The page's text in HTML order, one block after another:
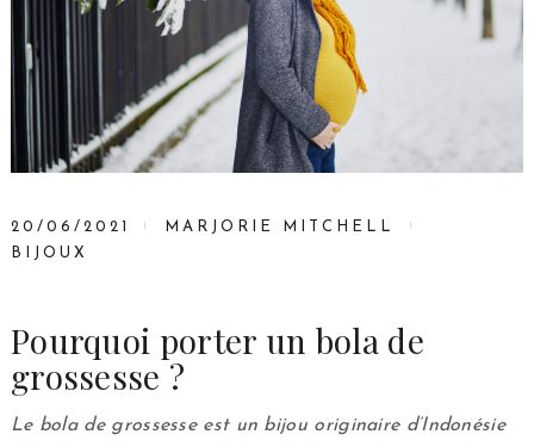
20/06/2021
MARJORIE MITCHELL
BIJOUX
Pourquoi porter un bola de
grossesse ?
Le bola de grossesse est un bijou originaire d’Indonésie